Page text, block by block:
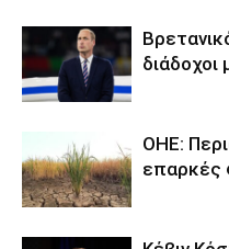
ΟΗΕ:
επαρκές